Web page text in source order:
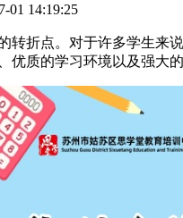
14:19:25
折点。对于许多学生来说
优质的学习环境以及强大